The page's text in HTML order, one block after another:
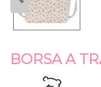
BORSA A